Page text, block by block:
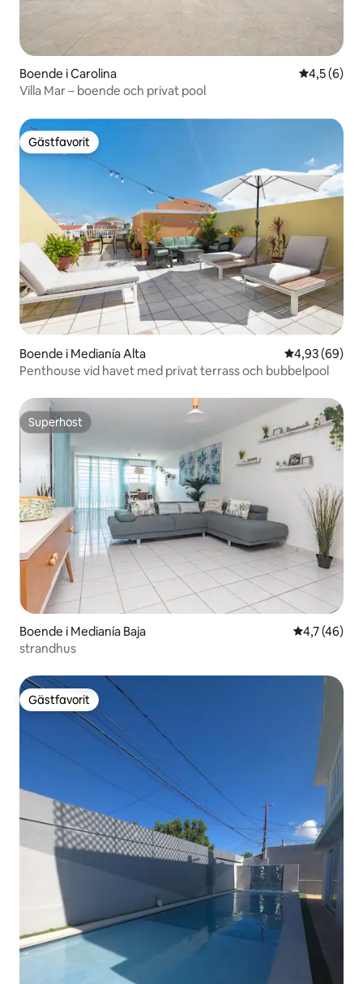
Boende i Carolina 4,5 av 5 i
4,5 (6)
Villa Mar – boende och privat pool
Gästfavorit
Gästfavorit
Boende i Medianía Alta 4,93 av 5 i
4,93 (69)
Penthouse vid havet med privat terrass och bubbelpool
Superhost
Superhost
Boende i Medianía Baja 4,7 av 5 i
4,7 (46)
strandhus
Gästfavorit
Gästfavorit